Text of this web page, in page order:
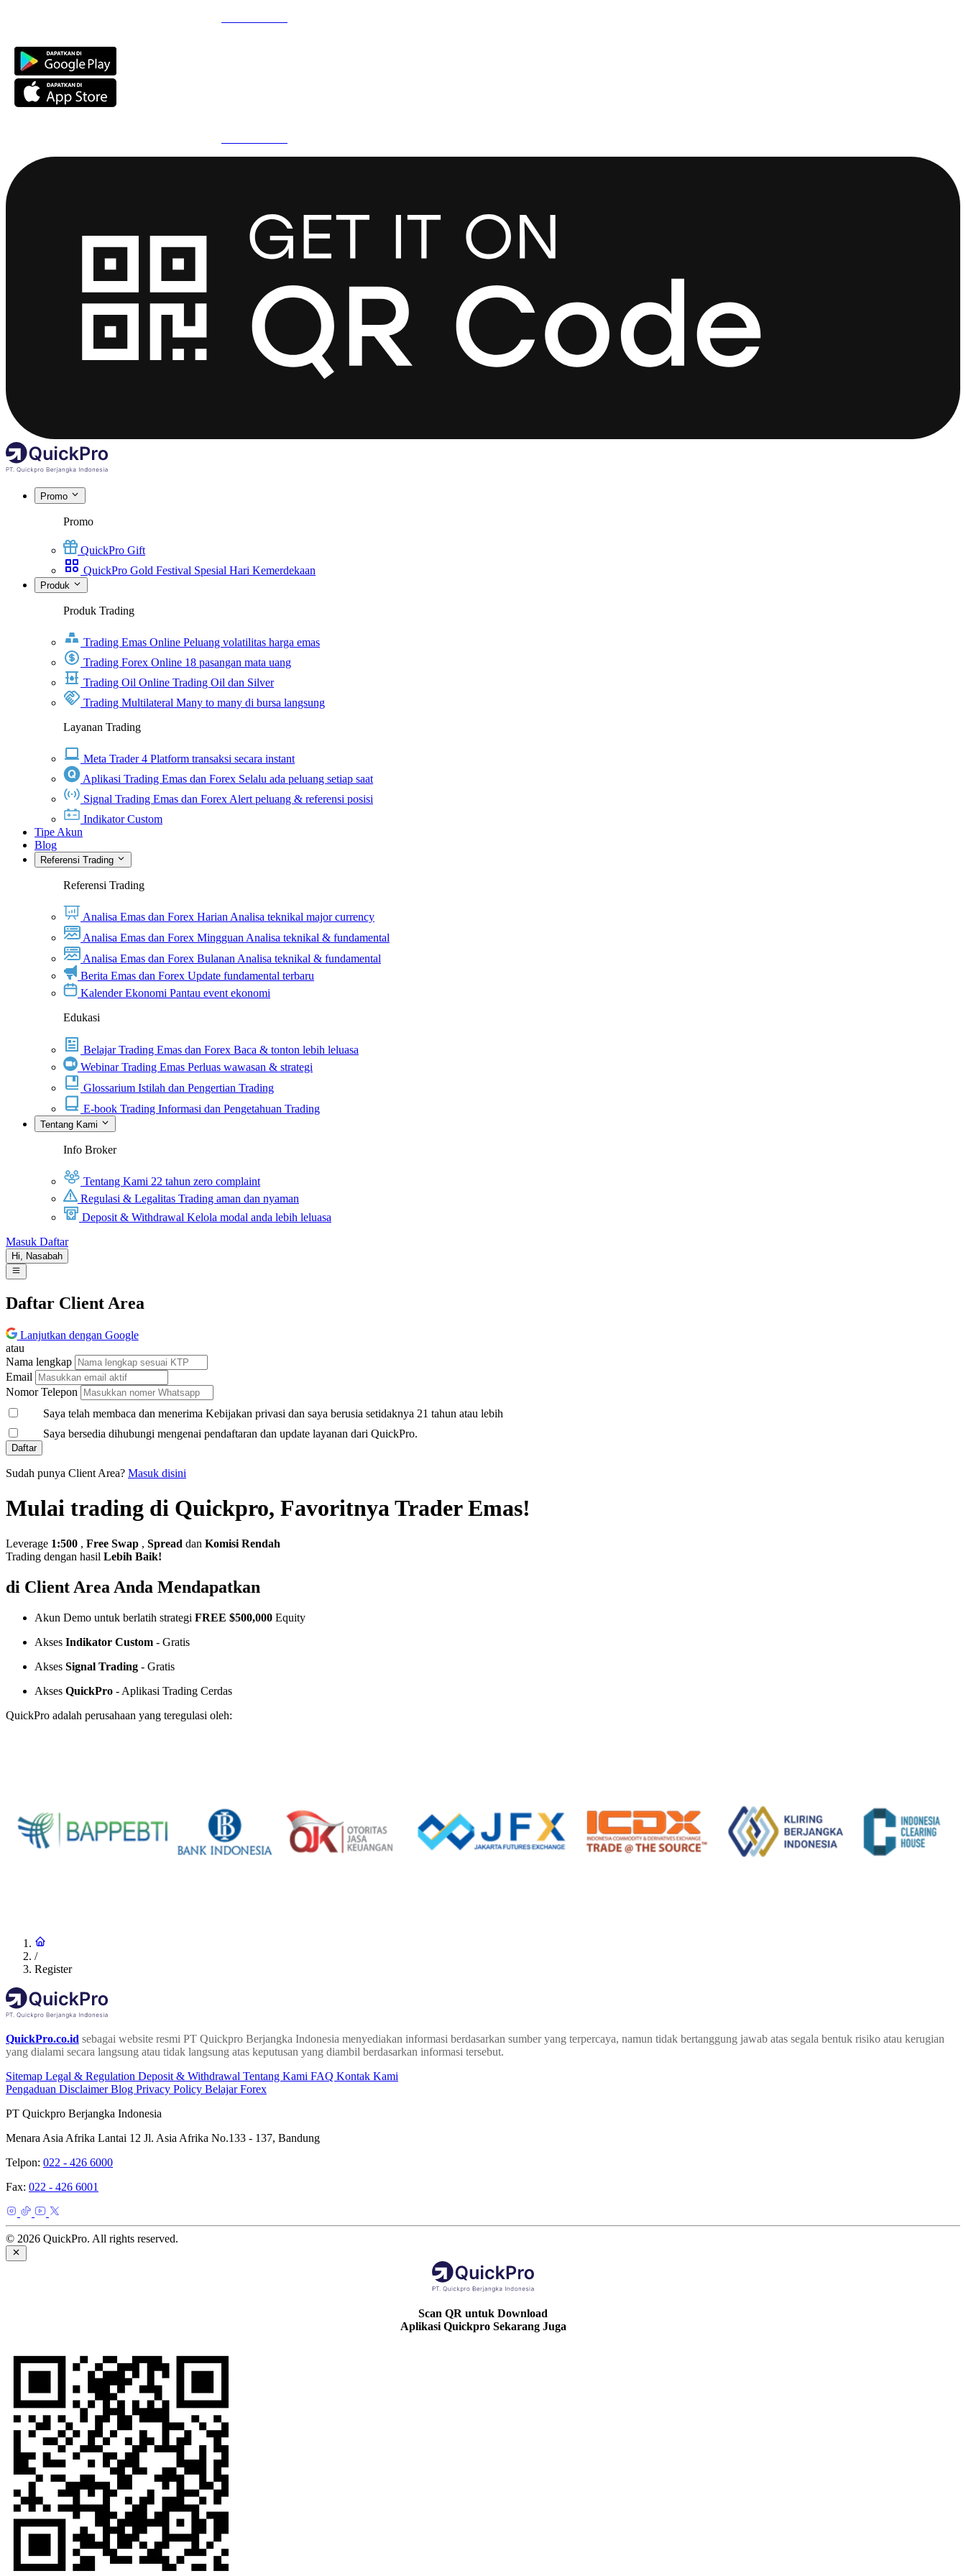
Promo
Promo
QuickPro Gift
QuickPro Gold Festival Spesial Hari Kemerdekaan
Produk
Produk Trading
Trading Emas Online Peluang volatilitas harga emas
Trading Forex Online 18 pasangan mata uang
Trading Oil Online Trading Oil dan Silver
Trading Multilateral Many to many di bursa langsung
Layanan Trading
Meta Trader 4 Platform transaksi secara instant
Aplikasi Trading Emas dan Forex Selalu ada peluang setiap saat
Signal Trading Emas dan Forex Alert peluang & referensi posisi
Indikator Custom
Tipe Akun
Blog
Referensi Trading
Referensi Trading
Analisa Emas dan Forex HarianAnalisa teknikal major currency
Analisa Emas dan Forex MingguanAnalisa teknikal & fundamental
Analisa Emas dan Forex BulananAnalisa teknikal & fundamental
Berita Emas dan Forex Update fundamental terbaru
Kalender Ekonomi Pantau event ekonomi
Edukasi
Belajar Trading Emas dan Forex Baca & tonton lebih leluasa
Webinar Trading Emas Perluas wawasan & strategi
Glossarium Istilah dan Pengertian Trading
E-book Trading Informasi dan Pengetahuan Trading
Tentang Kami
Info Broker
Tentang Kami 22 tahun zero complaint
Regulasi & Legalitas Trading aman dan nyaman
Deposit & Withdrawal Kelola modal anda lebih leluasa
Masuk Daftar
Hi, Nasabah
Daftar Client Area
Lanjutkan dengan Google
atau
Nama lengkap
Email
Nomor Telepon
Saya telah membaca dan menerima Kebijakan privasi dan saya berusia setidaknya 21 tahun atau lebih
Saya bersedia dihubungi mengenai pendaftaran dan update layanan dari QuickPro.
Daftar
Sudah punya Client Area? Masuk disini
Mulai trading di Quickpro, Favoritnya Trader Emas!
Leverage 1:500 , Free Swap , Spread dan Komisi Rendah
Trading dengan hasil Lebih Baik!
di Client Area Anda Mendapatkan
Akun Demo untuk berlatih strategi FREE $500,000 Equity
Akses Indikator Custom - Gratis
Akses Signal Trading - Gratis
Akses QuickPro - Aplikasi Trading Cerdas
QuickPro adalah perusahaan yang teregulasi oleh:
/
Register
QuickPro.co.id sebagai website resmi PT Quickpro Berjangka Indonesia menyediakan informasi berdasarkan sumber yang terpercaya, namun tidak bertanggung jawab atas segala bentuk risiko atau kerugian
yang dialami secara langsung atau tidak langsung atas keputusan yang diambil berdasarkan informasi tersebut.
Sitemap Legal & Regulation Deposit & Withdrawal Tentang Kami FAQ Kontak Kami
Pengaduan DisclaimerBlog Privacy Policy Belajar Forex
PT Quickpro Berjangka Indonesia
Menara Asia Afrika Lantai 12 Jl. Asia Afrika No.133 - 137, Bandung
Telpon: 022 - 426 6000
Fax: 022 - 426 6001
© 2026 QuickPro. All rights reserved.
Scan QR untuk Download
Aplikasi Quickpro Sekarang Juga